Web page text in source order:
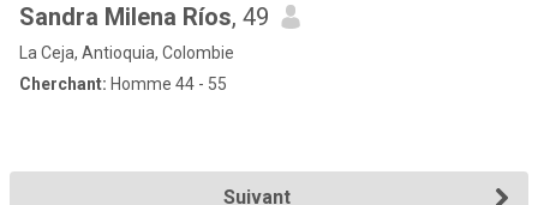
Sandra Milena Ríos, 49
La Ceja, Antioquia, Colombie
Cherchant: Homme 44 - 55
Suivant